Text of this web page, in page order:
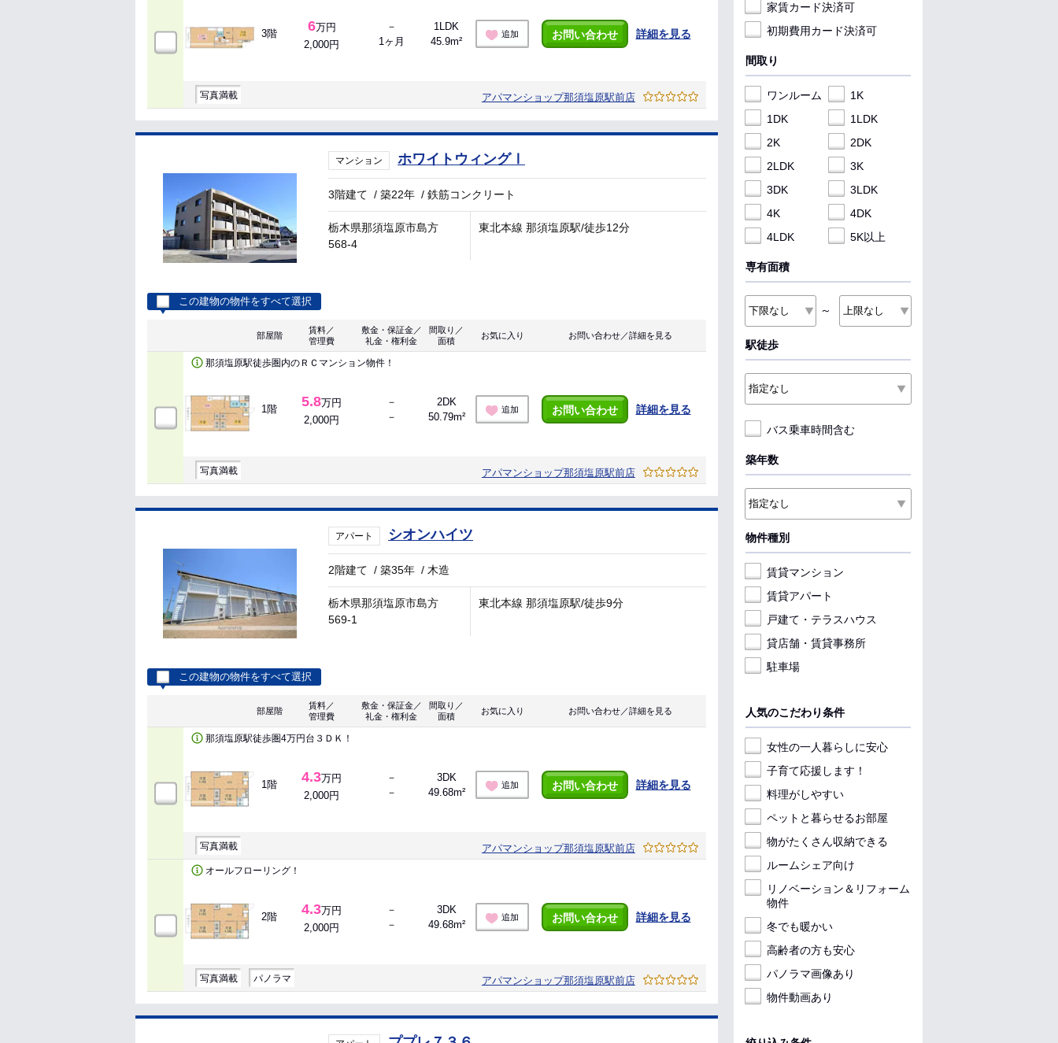
3階 6万円
2,000円
－
1ヶ月
1LDK
45.9m²
追加 お問い合わせ 詳細を見る
写真満載 アパマンショップ那須塩原駅前店
マンション ホワイトウィングⅠ
3階建て /築22年 /鉄筋コンクリート
栃木県那須塩原市島方
568-4
東北本線 那須塩原駅/徒歩12分
この建物の物件をすべて選択
部屋階
賃料／
管理費
敷金・保証金／
礼金・権利金
間取り／
面積
お気に入り お問い合わせ／詳細を見る
那須塩原駅徒歩圏内のＲＣマンション物件！
1階 5.8万円
2,000円
－
－
2DK
50.79m²
追加 お問い合わせ 詳細を見る
写真満載 アパマンショップ那須塩原駅前店
アパート シオンハイツ
2階建て /築35年 / 木造
栃木県那須塩原市島方
569-1
東北本線 那須塩原駅/徒歩9分
この建物の物件をすべて選択
部屋階
賃料／
管理費
敷金・保証金／
礼金・権利金
間取り／
面積
お気に入り お問い合わせ／詳細を見る
那須塩原駅徒歩圏4万円台３ＤＫ！
1階 4.3万円
2,000円
－
－
3DK
49.68m²
追加 お問い合わせ 詳細を見る
写真満載 アパマンショップ那須塩原駅前店
オールフローリング！
2階 4.3万円
2,000円
－
－
3DK
49.68m²
追加 お問い合わせ 詳細を見る
写真満載 パノラマ アパマンショップ那須塩原駅前店
家賃カード決済可
初期費用カード決済可
間取り
ワンルーム
1K
1DK
1LDK
2K
2DK
2LDK
3K
3DK
3LDK
4K
4DK
4LDK
5K以上
専有面積
～
駅徒歩
バス乗車時間含む
築年数
物件種別
賃貸マンション
賃貸アパート
戸建て・テラスハウス
貸店舗・賃貸事務所
駐車場
人気のこだわり条件
女性の一人暮らしに安心
子育て応援します！
料理がしやすい
ペットと暮らせるお部屋
物がたくさん収納できる
ルームシェア向け
リノベーション＆リフォーム
物件
冬でも暖かい
高齢者の方も安心
パノラマ画像あり
物件動画あり